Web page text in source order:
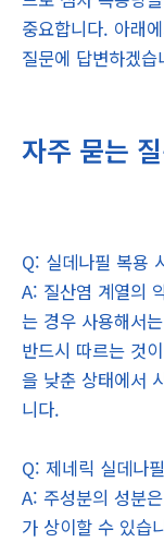
중요합니다. 아래
질문에 답변하겠습
자주 묻는
Q: 실데나필 복용
A: 질산염 계열의
는 경우 사용해서
반드시 따르는 것
을 낮춘 상태에서
니다.
Q: 제네릭 실데나
A: 주성분의 성분
가 상이할 수 있습